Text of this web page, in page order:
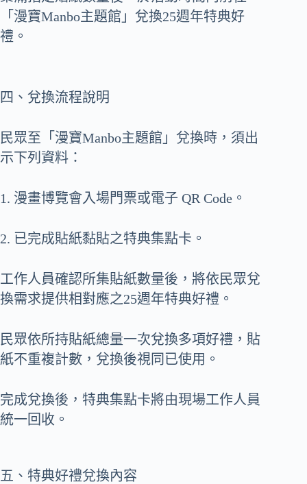
「漫寶Manbo主題館」兌換25週年特典好
禮。
四、兌換流程說明
民眾至「漫寶Manbo主題館」兌換時，須出
示下列資料：
1. 漫畫博覽會入場門票或電子 QR Code。
2. 已完成貼紙黏貼之特典集點卡。
工作人員確認所集貼紙數量後，將依民眾兌
換需求提供相對應之25週年特典好禮。
民眾依所持貼紙總量一次兌換多項好禮，貼
紙不重複計數，兌換後視同已使用。
完成兌換後，特典集點卡將由現場工作人員
統一回收。
五、特典好禮兌換內容